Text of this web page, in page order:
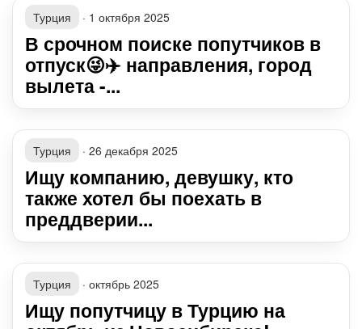
Турция · 1 октября 2025
В срочном поиске попутчиков в
отпуск😜✈️ направления, город
вылета -...
Турция · 26 декабря 2025
Ищу компанию, девушку, кто
также хотел бы поехать в
преддверии...
Турция · октябрь 2025
Ищу попутчицу в Турцию на